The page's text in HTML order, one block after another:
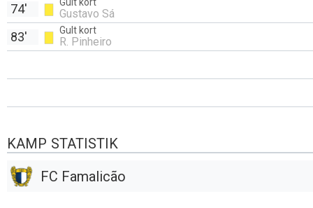
Gustavo Sá
74'
Gult kort
R. Pinheiro
83'
KAMP STATISTIK
FC Famalicão